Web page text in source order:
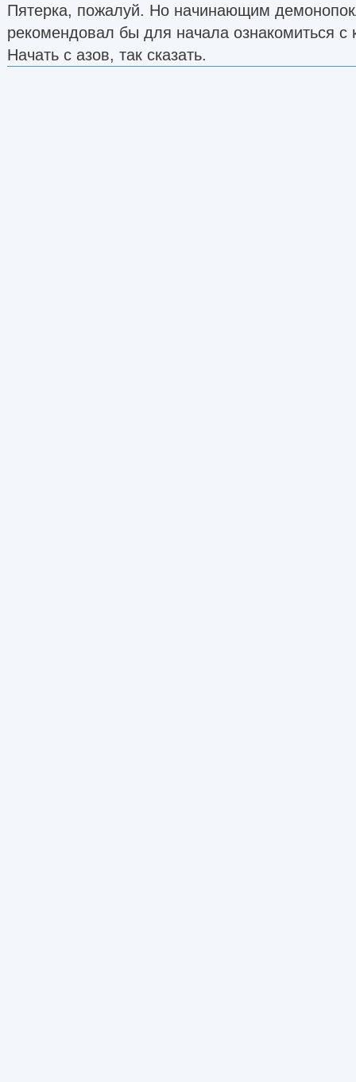
Пятерка, пожалуй. Но начинающим
рекомендовал бы для начала ознакомиться с
Начать с азов, так сказать.